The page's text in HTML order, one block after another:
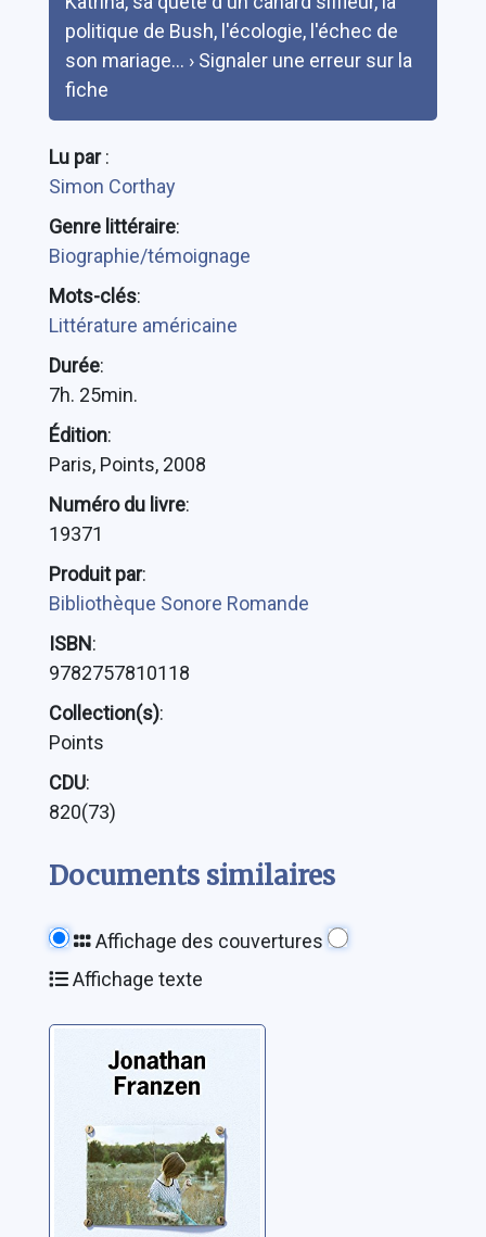
politique de Bush, l'écologie, l'échec de
son mariage... › Signaler une erreur sur la
fiche
Lu par:
Simon Corthay
Genre littéraire:
Biographie/témoignage
Mots-clés:
Littérature américaine
Durée:
7h. 25min.
Édition:
Paris, Points, 2008
Numéro du livre:
19371
Produit par:
Bibliothèque Sonore Romande
ISBN:
9782757810118
Collection(s):
Points
CDU:
820(73)
Documents similaires
Affichage des couvertures
Affichage texte
Purity
Franzen, Jonathan